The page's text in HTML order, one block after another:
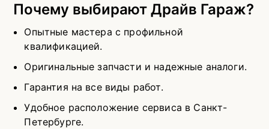
Почему выбирают Драйв Гараж?
Опытные мастера с профильной
квалификацией.
Оригинальные запчасти и надежные аналоги.
Гарантия на все виды работ.
Удобное расположение сервиса в Санкт-
Петербурге.